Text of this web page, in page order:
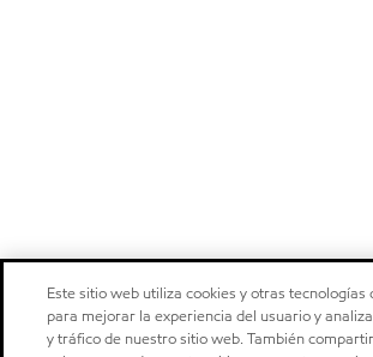
Este sitio web utiliza cookies y otras tecnologías
para mejorar la experiencia del usuario y
y tráfico de nuestro sitio web. También